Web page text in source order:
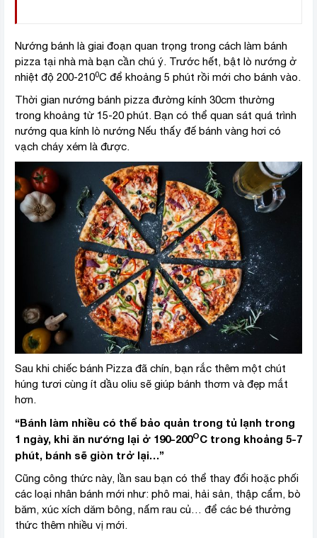
Nướng bánh là giai đoạn quan trọng trong cách làm bánh
pizza tại nhà mà bạn cần chú ý. Trước hết, bật lò nướng ở
nhiệt độ 200-2100C để khoảng 5 phút rồi mới cho bánh vào.
Thời gian nướng bánh pizza đường kính 30cm thường
trong khoảng từ 15-20 phút. Bạn có thể quan sát quá trình
nướng qua kính lò nướng Nếu thấy đế bánh vàng hơi có
vạch cháy xém là được.
Sau khi chiếc bánh Pizza đã chín, bạn rắc thêm một chút
húng tươi cùng ít dầu oliu sẽ giúp bánh thơm và đẹp mắt
hơn.
“Bánh làm nhiều có thể bảo quản trong tủ lạnh trong
1 ngày, khi ăn nướng lại ở 190-200OC trong khoảng 5-7
phút, bánh sẽ giòn trở lại…”
Cũng công thức này, lần sau bạn có thể thay đổi hoặc phối
các loại nhân bánh mới như: phô mai, hải sản, thập cẩm, bò
băm, xúc xích dăm bông, nấm rau củ… để các bé thưởng
thức thêm nhiều vị mới.